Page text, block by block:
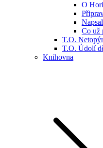
O
Co už
T.O. Netopýr
T.O. Údolí
Knihovna